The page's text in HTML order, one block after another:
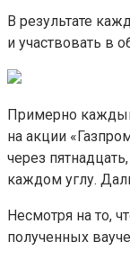
В результате
и участвовать в
Примерно
на акции
через
каждом углу.
Несмотря на то,
полученных